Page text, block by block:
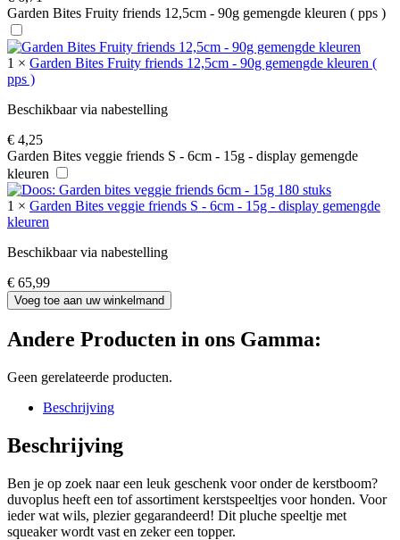
Garden Bites Fruity friends 12,5cm - 90g gemengde kleuren ( pps )
1 × Garden Bites Fruity friends 12,5cm - 90g gemengde kleuren (
pps )
Beschikbaar via nabestelling
€ 4,25
Garden Bites veggie friends S - 6cm - 15g - display gemengde
kleuren
1 × Garden Bites veggie friends S - 6cm - 15g - display gemengde
kleuren
Beschikbaar via nabestelling
€ 65,99
Voeg toe aan uw winkelmand
Andere Producten in ons Gamma:
Geen gerelateerde producten.
Beschrijving
Beschrijving
Ben je op zoek naar een leuk geschenk voor onder de kerstboom?
duvoplus heeft een tof assortiment kerstspeeltjes voor honden. Voor
ieder wat wils, plezier gegarandeerd! Dit pluche speeltje met
squeaker wordt vast en zeker een topper.